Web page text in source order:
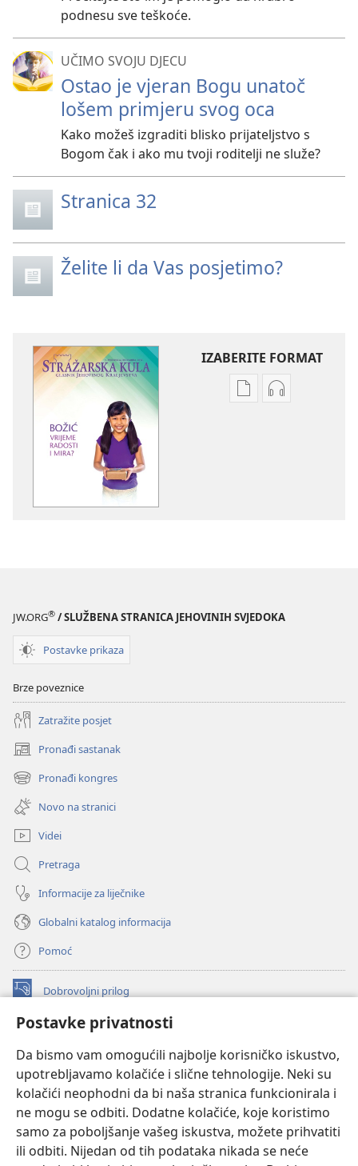
Postavke privatnosti
Da bismo vam omogućili najbolje korisničko iskustvo,
upotrebljavamo kolačiće i slične tehnologije. Neki su
kolačići neophodni da bi naša stranica funkcionirala i
ne mogu se odbiti. Dodatne kolačiće, koje koristimo
samo za poboljšanje vašeg iskustva, možete prihvatiti
ili odbiti. Nijedan od tih podataka nikada se neće
podnesu sve teškoće.
UČIMO SVOJU DJECU
Ostao je vjeran Bogu unatoč
lošem primjeru svog oca
Kako možeš izgraditi blisko prijateljstvo s
Bogom čak i ako mu tvoji roditelji ne služe?
Stranica 32
Želite li da Vas posjetimo?
IZABERITE FORMAT
Postavke
mira?
Postavke
mira?
JW.ORG® / SLUŽBENA STRANICA JEHOVINIH SVJEDOKA
Postavke prikaza
Brze poveznice
Zatražite posjet
Pronađi sastanak
(otvara
se
novi
prozor)
Pronađi kongres
(otvara
se
novi
prozor)
Novo na stranici
Videi
Pretraga
Informacije za liječnike
Globalni katalog informacija
Pomoć
Dobrovoljni prilog
(otvara
novi
INTERNETSKA BIBLIOTEKA Watchtower
se
novi
prozor)
JW Hub
(otvara
se
novi
JW Library
Watchtower Library